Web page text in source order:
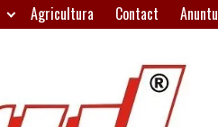
Agricultura Contact